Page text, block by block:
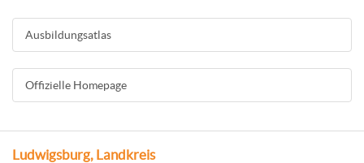
Ausbildungsatlas
Offizielle Homepage
Ludwigsburg, Landkreis